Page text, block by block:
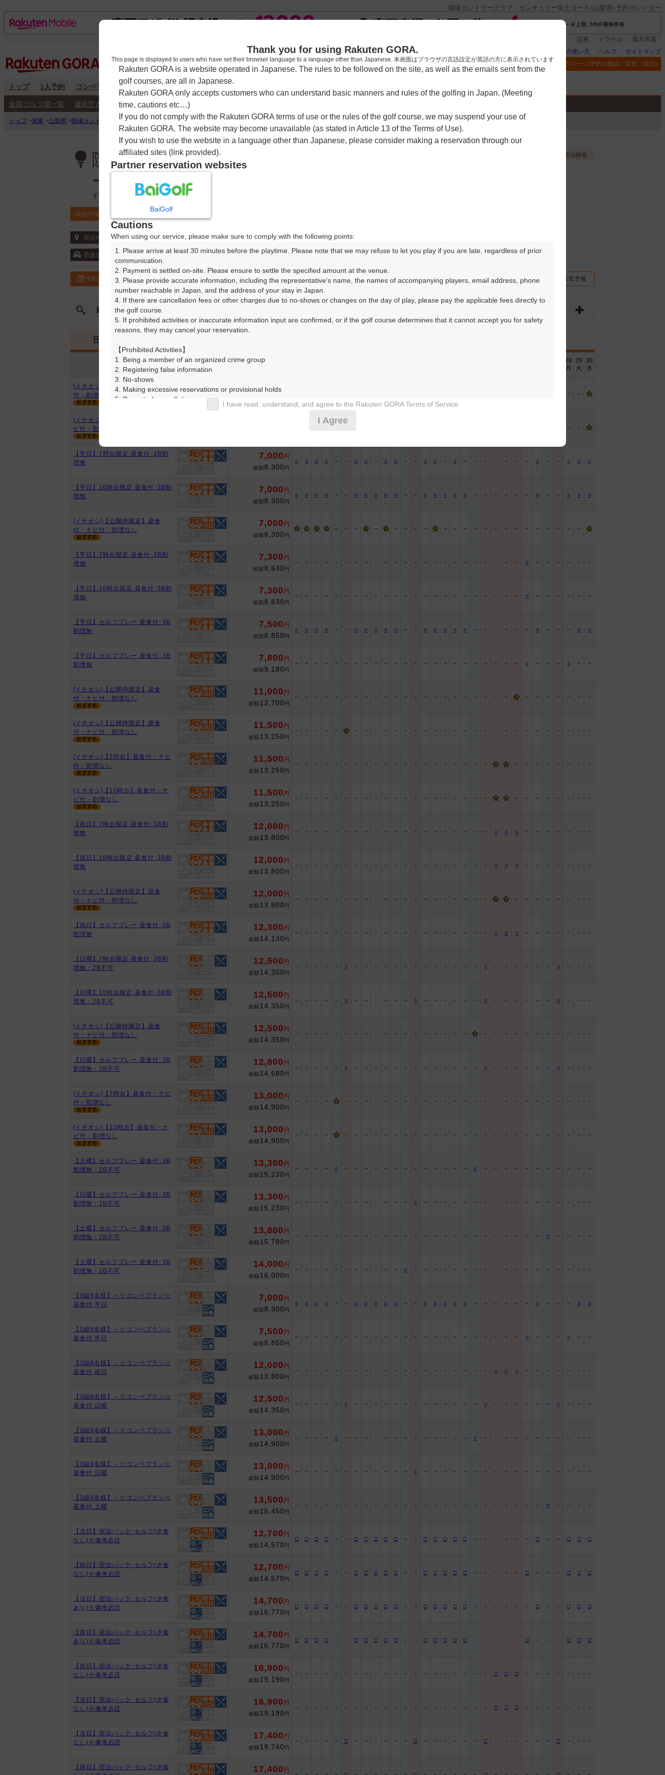
隨縁カントリークラブ センチュリー富士コース (山梨県) 予約カレンダー
証券 トラベル
楽天市場
楽天GORAの使い方
ヘルプ
サイトマップ
閲覧履歴
お気に入り MYページ(予約の確認・変更・取消)
トップ 1人予約 コンペ予約 海外予約 キャンペーン
全国ゴルフ場一覧 週末空き枠検索 平日空き枠検索
トップ > 関東 >山梨県 > 隨縁カントリークラブ センチュリー富士コース > 予約カレンダー
隨縁カントリークラブ センチュリー富士コ
ース
ずいえんかんとりーくらぶ せんちゅりーふじこーす
宿泊検索
総合評価 4.3
所在地 〒409-2195 山梨県 南巨摩郡南部町万沢7079-1
高速道 新東名高速道路・新清水 10km以内
予約カレンダー コースガイド コースレイアウト フォトギャラリー ドローンギャラリー クチコミ 交通情報（地図） 天気予報
絞込み 曜日やスタート時間を指定して、ご希望のプランを絞り込むことができます。
8月
プラン内容
アイコンの説明
9月の料金
28
月
29
火
30
水
[イチオシ]【7時台】昼食付・ナビ
付・割増なし
6,700
－ －
[イチオシ]【10時台】昼食付・ナ
ビ付・割増なし
－ －
【平日】7時台限定 昼食付･3B割
増無
7,000 円
総額8,300 円
○ ○ ○ ○ － － ○ ○ － ○ ○ － － ○ ○ － ○ － － － － － － － ○ － － ○ ○ ○
【平日】10時台限定 昼食付･3B割
増無
7,000 円
総額 8,300 円
○ ○ ○ ○ － － ○ ○ ○ ○ ○ － － ○ ○ ○ ○ ○ － － － － － － ○ － － ○ ○ ○
[イチオシ]【公開枠限定】昼食
付・ナビ付・割増なし
7,000 円
総額8,300 円
－ － － － － － － － － － － － － － － － － － － － － －
【平日】7時台限定 昼食付･3B割
増無
7,300 円
総額8,630 円
－ － － － － － － － － － － － － － － － － － － － － － － ○ － － － － － －
【平日】10時台限定 昼食付･3B割
増無
7,300 円
総額8,630 円
－ － － － － － － － － － － － － － － － － － － － － － － ○ － － － － － －
【平日】セルフプレー 昼食付･3B
割増無
7,500 円
総額8,850 円
○ ○ ○ ○ － － ○ ○ ○ ○ ○ － － ○ ○ ○ ○ ○ － － － － － － ○ － － － ○ ○
【平日】セルフプレー 昼食付･3B
割増無
7,800 円
総額 9,180 円
－ － － － － － － － － － － － － － － － － － － － － － － ○ － － － ○ － －
[イチオシ]【公開枠限定】昼食
付・ナビ付・割増なし
11,000 円
総額 12,700 円
－ － － － － － － － － － － － － － － － － － － － － － － － － － － － －
[イチオシ]【公開枠限定】昼食
付・ナビ付・割増なし
11,500 円
総額 13,250 円
－ － － － － － － － － － － － － － － － － － － － － － － － － － － － －
[イチオシ]【7時台】昼食付・ナビ
付・割増なし
11,500 円
総額 13,250 円
－ － － － － － － － － － － － － － － － － － － － － － － － － － － －
[イチオシ]【10時台】昼食付・ナ
ビ付・割増なし
11,500 円
総額 13,250 円
－ － － － － － － － － － － － － － － － － － － － － － － － － － － －
【祝日】7時台限定 昼食付･3B割
増無
12,000 円
総額 13,800 円
－ － － － － － － － － － － － － － － － － － － － ○ ○ ○ － － － － － － －
【祝日】10時台限定 昼食付･3B割
増無
12,000 円
総額 13,800 円
－ － － － － － － － － － － － － － － － － － － － ○ ○ ○ － － － － － － －
[イチオシ]【公開枠限定】昼食
付・ナビ付・割増なし
12,000 円
総額 13,800 円
－ － － － － － － － － － － － － － － － － － － － － － － － － － － －
【祝日】セルフプレー 昼食付･3B
割増無
12,300 円
総額 14,130 円
－ － － － － － － － － － － － － － － － － － － － ○ ○ ○ － － － － － － －
【日曜】7時台限定 昼食付･3B割
増無・2B不可
12,500 円
総額 14,350 円
－ － － － － ○ － － － － － － － － － － － － － ○ － － － － － － ○ － － －
【日曜】10時台限定 昼食付･3B割
増無・2B不可
12,500 円
総額 14,350 円
－ － － － － ○ － － － － － － ○ － － － － － － ○ － － － － － － ○ － － －
[イチオシ]【公開枠限定】昼食
付・ナビ付・割増なし
12,500 円
総額 14,350 円
－ － － － － － － － － － － － － － － － － － － － － － － － － － － － －
【日曜】セルフプレー 昼食付･3B
割増無・2B不可
12,800 円
総額 14,680 円
－ － － － － ○ － － － － － － － － － － － － － ○ － － － － － － ○ － － －
[イチオシ]【7時台】昼食付・ナビ
付・割増なし
13,000 円
総額 14,900 円
－ － － － － － － － － － － － － － － － － － － － － － － － － － － － －
[イチオシ]【10時台】昼食付・ナ
ビ付・割増なし
13,000 円
総額 14,900 円
－ － － － － － － － － － － － － － － － － － － － － － － － － － － － －
【土曜】セルフプレー 昼食付･3B
割増無・2B不可
13,300 円
総額 15,230 円
－ － － － ○ － － － － － － － － － － － － － ○ － － － － － － － － － － －
【日曜】セルフプレー 昼食付･3B
割増無・2B不可
13,300 円
総額 15,230 円
－ － － － － － － － － － － － ○ － － － － － － － － － － － － － － － － －
【土曜】セルフプレー 昼食付･3B
割増無・2B不可
13,800 円
総額 15,780 円
－ － － － － － － － － － － － － － － － － － － － － － － － － ○ － － － －
【土曜】セルフプレー 昼食付･3B
割増無・2B不可
14,000 円
総額 16,000 円
－ － － － － － － － － － － ○ － － － － － － － － － － － － － － － － － －
【3組9名様】～☆コンペプラン☆
昼食付 平日
7,000 円
総額8,300 円
○ ○ ○ ○ － － ○ ○ ○ ○ ○ － － ○ ○ ○ ○ ○ － － － － － － ○ － － － ○ ○
【3組9名様】～☆コンペプラン☆
昼食付 平日
7,500 円
総額8,850 円
－ － － － － － － － － － － － － － － － － － － － － － － ○ － － － ○ － －
【3組9名様】～☆コンペプラン☆
昼食付 祝日
12,000 円
総額 13,800 円
－ － － － － － － － － － － － － － － － － － － － ○ ○ ○ － － － － － － －
【3組9名様】～☆コンペプラン☆
昼食付 日曜
12,500 円
総額 14,350 円
－ － － － － ○ － － － － － － － － － － － － － ○ － － － － － － ○ － － －
【3組9名様】～☆コンペプラン☆
昼食付 土曜
13,000 円
総額 14,900 円
－ － － － ○ － － － － － － － － － － － － － ○ － － － － － － － － － － －
【3組9名様】～☆コンペプラン☆
昼食付 日曜
13,000 円
総額 14,900 円
－ － － － － － － － － － － － ○ － － － － － － － － － － － － － － － － －
【3組9名様】～☆コンペプラン☆
昼食付 土曜
13,500 円
総額 15,450 円
－ － － － － － － － － － － － － － － － － － － － － － － － － ○ － － － －
【当日】宿泊パック･セルフ(夕食
なし)※備考必読
12,700 円
総額 14,570 円
□ □ □ □ － － □ □ □ □ □ － － □ □ □ □ □ － － － － － － □ － － □ □ □
【前日】宿泊パック･セルフ(夕食
なし)※備考必読
12,700 円
総額 14,570 円
□ □ □ □ － － □ □ □ □ □ － － □ □ □ □ □ － － － － － □ － － － □ □ □
【当日】宿泊パック･セルフ(夕食
あり)※備考必読
14,700 円
総額 16,770 円
□ □ □ □ － － □ □ □ □ □ － － □ □ □ □ □ － － － － － － □ － － □ □ □
【前日】宿泊パック･セルフ(夕食
あり)※備考必読
14,700 円
総額 16,770 円
□ □ □ □ － － □ □ □ □ □ － － □ □ □ □ □ － － － － － □ － － － □ □ □
【前日】宿泊パック･セルフ(夕食
なし)※備考必読
16,900 円
総額 19,190 円
－ － － － － － － － － － － － － － － － － － － － □ □ □ － － － － － － －
【当日】宿泊パック･セルフ(夕食
なし)※備考必読
16,900 円
総額 19,190 円
－ － － － － － － － － － － － － － － － － － － － □ □ □ － － － － － － －
【当日】宿泊パック･セルフ(夕食
なし)※備考必読
17,400 円
総額 19,740 円
－ － － － － □ － － － － － － □ － － － － － － □ － － － － － － □ － － －
【前日】宿泊パック･セルフ(夕食
17,400 円
Thank you for using Rakuten GORA.
This page is displayed to users who have set their browser language to a language other than Japanese. 本画面はブラウザの言語設定が英語の方に表示されています
Rakuten GORA is a website operated in Japanese. The rules to be followed on the site, as well as the emails sent from the
golf courses, are all in Japanese.
Rakuten GORA only accepts customers who can understand basic manners and rules of the golfing in Japan. (Meeting
time, cautions etc…)
If you do not comply with the Rakuten GORA terms of use or the rules of the golf course, we may suspend your use of
Rakuten GORA. The website may become unavailable (as stated in Article 13 of the Terms of Use).
If you wish to use the website in a language other than Japanese, please consider making a reservation through our
affiliated sites (link provided).
Partner reservation websites
BaiGolf
Cautions
When using our service, please make sure to comply with the following points:
1. Please arrive at least 30 minutes before the playtime. Please note that we may refuse to let you play if you are late, regardless of prior
communication.
2. Payment is settled on-site. Please ensure to settle the specified amount at the venue.
3. Please provide accurate information, including the representative's name, the names of accompanying players, email address, phone
number reachable in Japan, and the address of your stay in Japan.
4. If there are cancellation fees or other charges due to no-shows or changes on the day of play, please pay the applicable fees directly to
the golf course.
5. If prohibited activities or inaccurate information input are confirmed, or if the golf course determines that it cannot accept you for safety
reasons, they may cancel your reservation.
【Prohibited Activities】
1. Being a member of an organized crime group
2. Registering false information
3. No-shows
4. Making excessive reservations or provisional holds
5. Repeated cancellations
6. Violating laws and regulations
7. Causing inconvenience to others during play (e.g., delaying play, ignoring rules, manners, or warnings)
We appreciate your understanding and cooperation regarding the above points.
I have read, understand, and agree to the Rakuten GORA Terms of Service
I Agree